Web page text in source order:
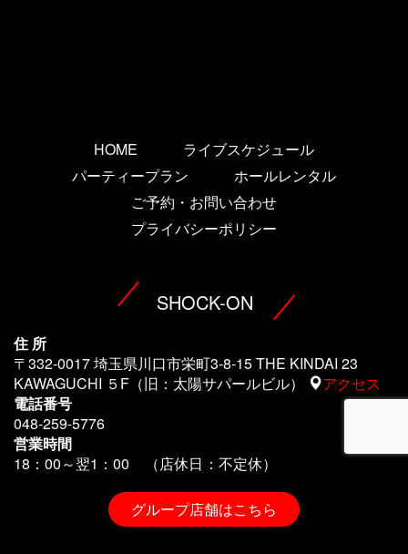
HOME
ライブスケジュール
パーティープラン
ホールレンタル
ご予約・お問い合わせ
プライバシーポリシー
SHOCK-ON
住 所
〒332-0017 埼玉県川口市栄町3-8-15 THE KINDAI 23
KAWAGUCHI ５F（旧：太陽サパールビル）
アクセス
電話番号
048-259-5776
営業時間
18：00～翌1 ：00 （店休日：不定休）
グループ店舗はこちら